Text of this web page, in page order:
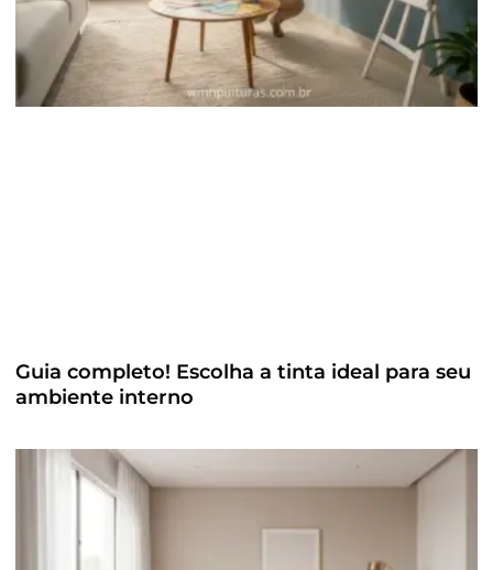
Guia completo! Escolha a tinta ideal para seu
ambiente interno